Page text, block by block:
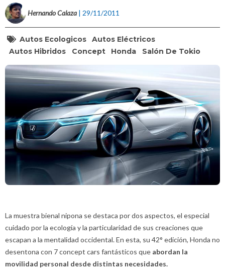
Hernando Calaza | 29/11/2011
Autos Ecologicos
Autos Eléctricos
Autos Hibridos
Concept Honda Salón De Tokio
La muestra bienal nipona se destaca por dos aspectos, el especial
cuidado por la ecología y la particularidad de sus creaciones que
escapan a la mentalidad occidental. En esta, su 42° edición, Honda no
desentona con 7 concept cars fantásticos que abordan la
movilidad personal desde distintas necesidades.